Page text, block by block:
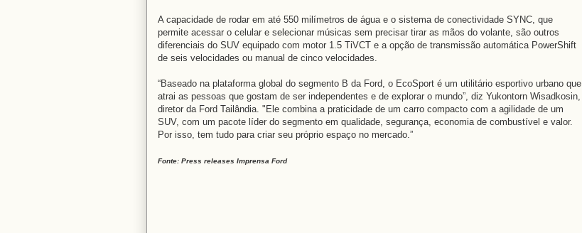
A capacidade de rodar em até 550 milímetros de água e o sistema de conectividade SYNC, que
permite acessar o celular e selecionar músicas sem precisar tirar as mãos do volante, são outros
diferenciais do SUV equipado com motor 1.5 TiVCT e a opção de transmissão automática PowerShift
de seis velocidades ou manual de cinco velocidades.
“Baseado na plataforma global do segmento B da Ford, o EcoSport é um utilitário esportivo urbano que
atrai as pessoas que gostam de ser independentes e de explorar o mundo”, diz Yukontorn Wisadkosin,
diretor da Ford Tailândia. "Ele combina a praticidade de um carro compacto com a agilidade de um
SUV, com um pacote líder do segmento em qualidade, segurança, economia de combustível e valor.
Por isso, tem tudo para criar seu próprio espaço no mercado.”
Fonte: Press releases Imprensa Ford